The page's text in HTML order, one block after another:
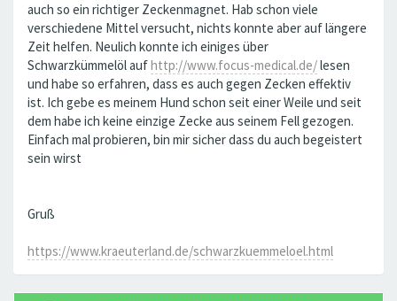
auch so ein richtiger Zeckenmagnet. Hab schon viele
verschiedene Mittel versucht, nichts konnte aber auf längere
Zeit helfen. Neulich konnte ich einiges über
Schwarzkümmelöl aufhttp://www.focus-medical.de/lesen
und habe so erfahren, dass es auch gegen Zecken effektiv
ist. Ich gebe es meinem Hund schon seit einer Weile und seit
dem habe ich keine einzige Zecke aus seinem Fell gezogen.
Einfach mal probieren, bin mir sicher dass du auch begeistert
sein wirst
Gruß
https://www.kraeuterland.de/schwarzkuemmeloel.html